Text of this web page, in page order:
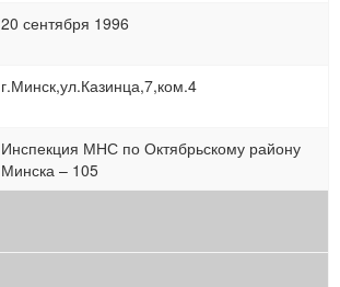
20 сентября 1996
г.Минск,ул.Казинца,7,ком.4
Инспекция МНС по Октябрьскому району
Минска – 105